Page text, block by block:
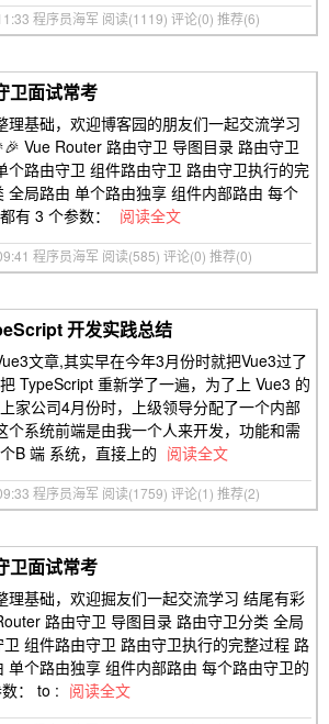
程序员海军 阅读(1119) 评论(0) 推荐(6)
卫面试常考
理基础，欢迎博客园的朋友们一起交流学习
Vue Router 路由守卫 导图目录 路由守卫
个路由守卫 组件路由守卫 路由守卫执行的完
全局路由 单个路由独享 组件内部路由 每个
有 3 个参数：
阅读全文
程序员海军 阅读(585) 评论(0) 推荐(0)
开发实践总结
文章,其实早在今年3月份时就把Vue3过了
TypeScript 重新学了一遍，为了上 Vue3 的
家公司4月份时，上级领导分配了一个内部
个系统前端是由我一个人来开发，功能和需
B 端 系统，直接上的 阅读全文
程序员海军 阅读(1759) 评论(1) 推荐(2)
卫面试常考
理基础，欢迎掘友们一起交流学习 结尾有彩
路由守卫 导图目录 路由守卫分类 全局
组件路由守卫 路由守卫执行的完整过程 路
单个路由独享 组件内部路由 每个路由守卫的
： to : 阅读全文